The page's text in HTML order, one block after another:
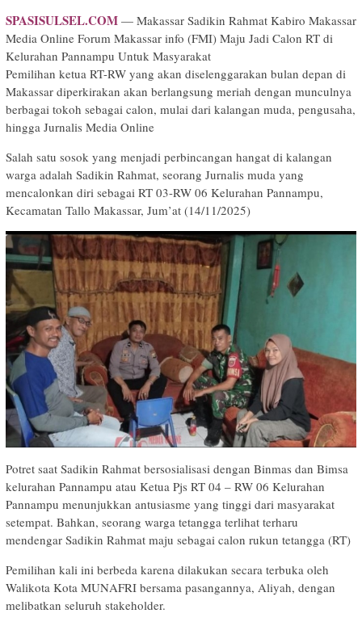
SPASISULSEL.COM — Makassar Sadikin Rahmat Kabiro Makassar
Media Online Forum Makassar info (FMI) Maju Jadi Calon RT di
Kelurahan Pannampu Untuk Masyarakat
Pemilihan ketua RT-RW yang akan diselenggarakan bulan depan di
Makassar diperkirakan akan berlangsung meriah dengan munculnya
berbagai tokoh sebagai calon, mulai dari kalangan muda, pengusaha,
hingga Jurnalis Media Online
Salah satu sosok yang menjadi perbincangan hangat di kalangan
warga adalah Sadikin Rahmat, seorang Jurnalis muda yang
mencalonkan diri sebagai RT 03-RW 06 Kelurahan Pannampu,
Kecamatan Tallo Makassar, Jum’at (14/11/2025)
Potret saat Sadikin Rahmat bersosialisasi dengan Binmas dan Bimsa
kelurahan Pannampu atau Ketua Pjs RT 04 – RW 06 Kelurahan
Pannampu menunjukkan antusiasme yang tinggi dari masyarakat
setempat. Bahkan, seorang warga tetangga terlihat terharu
mendengar Sadikin Rahmat maju sebagai calon rukun tetangga (RT)
Pemilihan kali ini berbeda karena dilakukan secara terbuka oleh
Walikota Kota MUNAFRI bersama pasangannya, Aliyah, dengan
melibatkan seluruh stakeholder.